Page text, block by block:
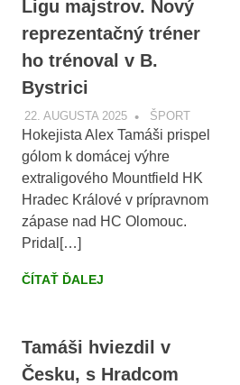
Ligu majstrov. Nový
reprezentačný tréner
ho trénoval v B.
Bystrici
22. AUGUSTA 2025 VOBRAZE.SK
ŠPORT
Hokejista Alex Tamáši prispel
gólom k domácej výhre
extraligového Mountfield HK
Hradec Králové v prípravnom
zápase nad HC Olomouc.
Pridal[…]
ČÍTAŤ ĎALEJ
Tamáši hviezdil v
Česku, s Hradcom